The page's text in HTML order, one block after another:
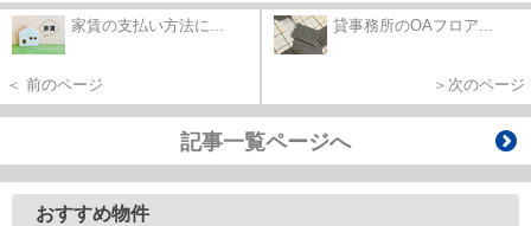
家賃の支払い方法に...
＜ 前のページ
貸事務所のOAフロア...
＞次のページ
記事一覧ページへ
おすすめ物件